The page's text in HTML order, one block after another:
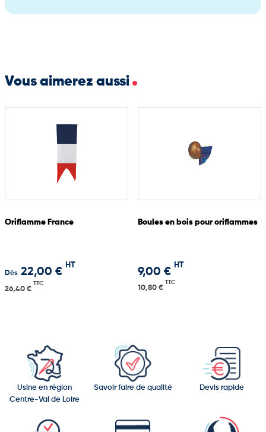
Vous aimerez aussi
Oriflamme France
Dès 22,00 €
HT
26,40 €
TTC
Boules en bois pour oriflammes
9,00 €
HT
10,80 €
TTC
Usine en région
Centre-Val de Loire
Savoir faire de qualité Devis rapide